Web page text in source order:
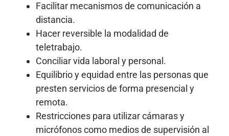
Facilitar mecanismos de comunicación a
distancia.
Hacer reversible la modalidad de
teletrabajo.
Conciliar vida laboral y personal.
Equilibrio y equidad entre las personas que
presten servicios de forma presencial y
remota.
Restricciones para utilizar cámaras y
micrófonos como medios de supervisión al